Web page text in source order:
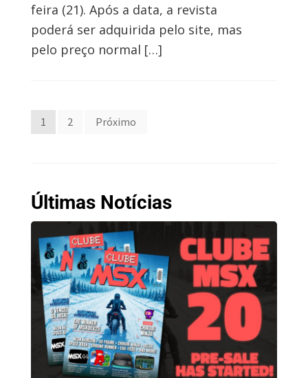
feira (21). Após a data, a revista
poderá ser adquirida pelo site, mas
pelo preço normal […]
Paginação
de
1 2 Próximo
Últimas Notícias